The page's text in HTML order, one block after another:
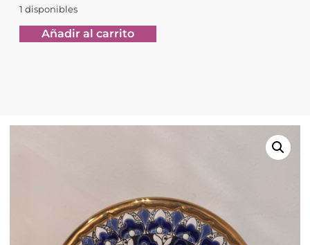
1 disponibles
Añadir al carrito